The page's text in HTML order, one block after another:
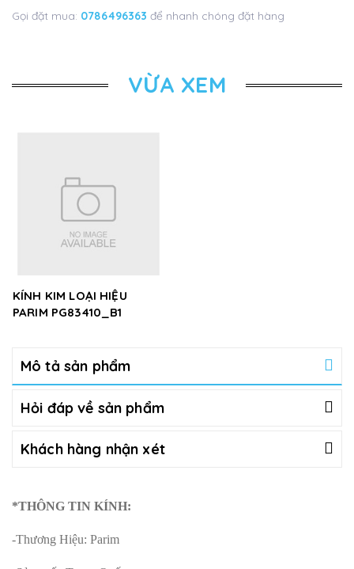
Gọi đặt mua: 0786496363 để nhanh chóng đặt hàng
VỪA XEM
KÍNH KIM LOẠI HIỆU
PARIM PG83410_B1
Mô tả sản phẩm
Hỏi đáp về sản phẩm
Khách hàng nhận xét
*THÔNG TIN KÍNH:
-Thương Hiệu: Parim